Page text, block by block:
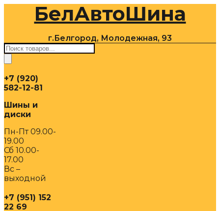
содержимомуБелАвтоШина
г.Белгород, Молодежная, 93
Поиск
товаров
+7 (920)
582-12-81
Шины и
диски
Пн-Пт 09.00-
19.00
Сб 10.00-
17.00
Вс –
выходной
+7 (951) 152
22 69